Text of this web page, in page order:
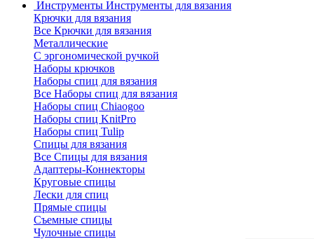
Инструменты Инструменты для вязания
Крючки для вязания
Все Крючки для вязания
Металлические
С эргономической ручкой
Наборы крючков
Наборы спиц для вязания
Все Наборы спиц для вязания
Наборы спиц Chiaogoo
Наборы спиц KnitPro
Наборы спиц Tulip
Спицы для вязания
Все Спицы для вязания
Адаптеры-Коннекторы
Круговые спицы
Лески для спиц
Прямые спицы
Съемные спицы
Чулочные спицы